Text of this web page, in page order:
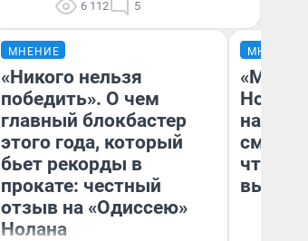
6 112 5
МНЕНИЕ
«Никого нельзя
победить». О чем
главный блокбастер
этого года, который
бьет рекорды в
прокате: честный
отзыв на «Одиссею»
Нолана
МНЕНИЕ
«Мы
чтобы